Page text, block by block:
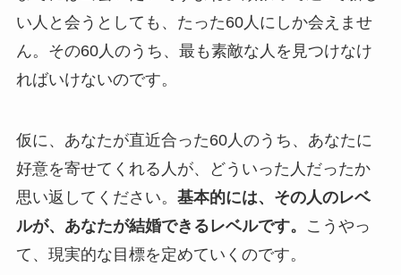
い人と会うとしても、たった60人にしか会えませ
ん。その60人のうち、最も素敵な人を見つけなけ
ればいけないのです。
仮に、あなたが直近合った60人のうち、あなたに
好意を寄せてくれる人が、どういった人だったか
思い返してください。 基本的には、その人のレベ
ルが、あなたが結婚できるレベルです。
こうやっ
て、現実的な目標を定めていくのです。